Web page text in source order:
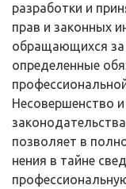
разработки и
прав и законных
обращающихся
опреде­ленные
Несовершенство
позволяет в
нения в тайне